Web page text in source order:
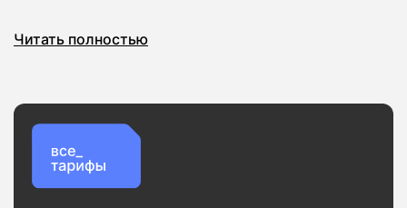
Удобное сравнение тарифов по скорости и
стоимости
Актуальные предложения без устаревшей
информации
Проверку доступности подключения по вашему
Читать полностью